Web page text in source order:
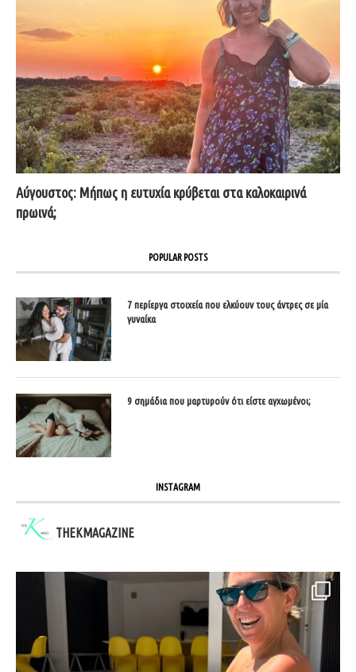
Αύγουστος: Μήπως η ευτυχία κρύβεται στα καλοκαιρινά
πρωινά;
POPULAR POSTS
7 περίεργα στοιχεία που ελκύουν τους άντρες σε μία
γυναίκα
9 σημάδια που μαρτυρούν ότι είστε αγχωμένοι;
INSTAGRAM
THEKMAGAZINE